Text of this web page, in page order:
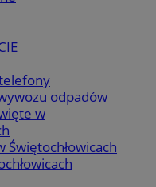
odpadów
w
Świętochłowicach